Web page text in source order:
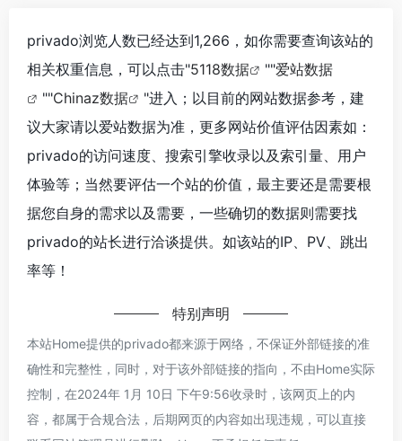
privado浏览人数已经达到1,266，如你需要查询该站的
相关权重信息，可以点击"5118数据 ""爱站数据
""Chinaz数据
"进入；以目前的网站数据参考，建
议大家请以爱站数据为准，更多网站价值评估因素如：
privado的访问速度、搜索引擎收录以及索引量、用户
体验等；当然要评估一个站的价值，最主要还是需要根
据您自身的需求以及需要，一些确切的数据则需要找
privado的站长进行洽谈提供。如该站的IP、PV、跳出
率等！
特别声明
本站Home提供的privado都来源于网络，不保证外部链接的准
确性和完整性，同时，对于该外部链接的指向，不由Home实际
控制，在2024年 1月 10日 下午9:56收录时，该网页上的内
容，都属于合规合法，后期网页的内容如出现违规，可以直接